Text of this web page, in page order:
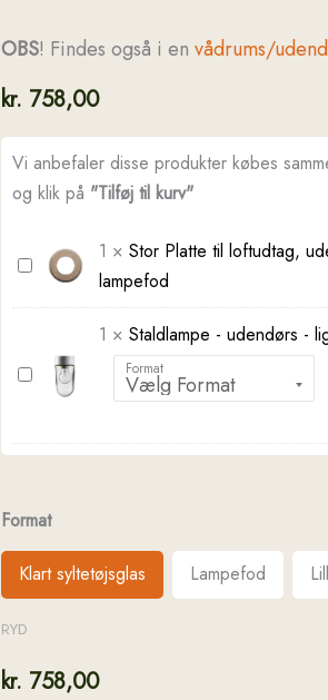
OBS! Findes også i en vådrums/
kr. 758,00
Vi anbefaler disse produkter købes
og klik på "Tilføj til kurv"
Stor
loftudtag,
udendørslampe
lampefod
1 × Stor Platte til loftudtag,
lampefod
Staldlampe
model
1 × Staldlampe - udendørs -
Format
Format
Klart syltetøjsglas Lampefod
RYD
kr. 758,00